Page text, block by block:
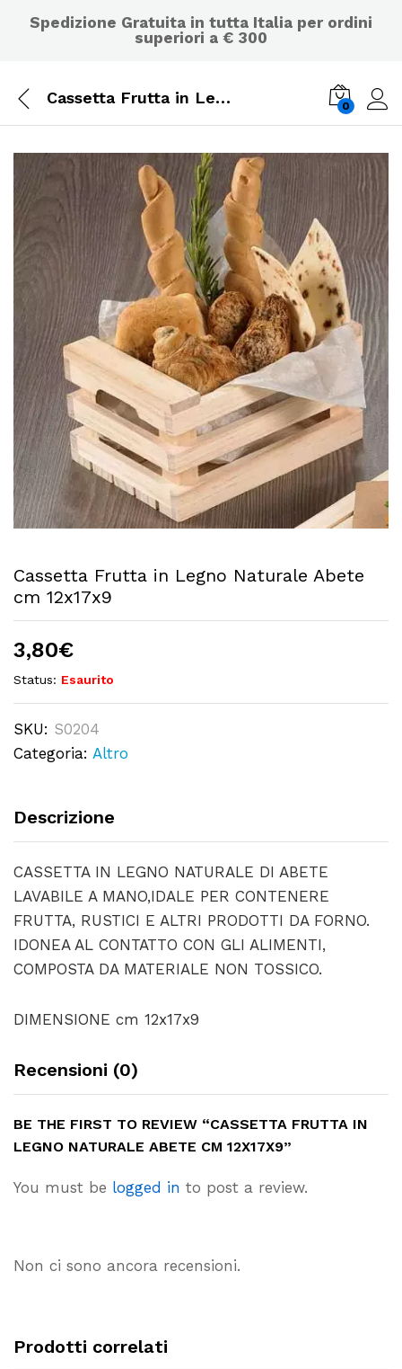
Spedizione Gratuita in tutta Italia per ordini
superiori a € 300
Cassetta Frutta in Legno Naturale Abete cm 12x17x9 0
Cassetta Frutta in Legno Naturale Abete
cm 12x17x9
3,80€
Status: Esaurito
SKU: S0204
Categoria: Altro
Descrizione
CASSETTA IN LEGNO NATURALE DI ABETE
LAVABILE A MANO,IDALE PER CONTENERE
FRUTTA, RUSTICI E ALTRI PRODOTTI DA FORNO.
IDONEA AL CONTATTO CON GLI ALIMENTI,
COMPOSTA DA MATERIALE NON TOSSICO.
DIMENSIONE cm 12x17x9
Recensioni (0)
BE THE FIRST TO REVIEW “CASSETTA FRUTTA IN
LEGNO NATURALE ABETE CM 12X17X9”
You must be logged in to post a review.
Non ci sono ancora recensioni.
Prodotti correlati